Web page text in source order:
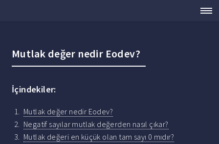
Mutlak değer nedir Eodev?
İçindekiler:
Mutlak değer nedir Eodev?
Negatif sayılar mutlak değerden nasıl çıkar?
Mutlak değeri en küçük olan tam sayı 0 mıdır?